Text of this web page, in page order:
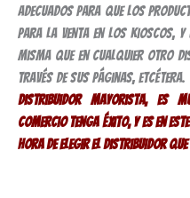
adecuados para que los
para la venta en los kioscos, y
misma que en cualquier otro
través de sus páginas, etcétera.
distribuidor mayorista, es
comercio tenga éxito, y es en
hora de elegir el distribuidor